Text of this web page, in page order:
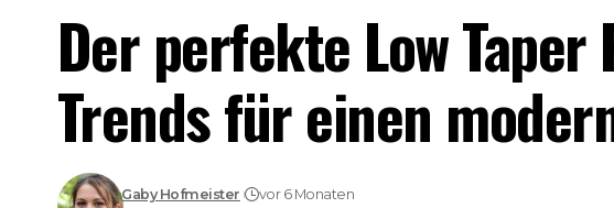
Der perfekte Low
Trends für einen
Gaby Hofmeister vor 6 Monaten